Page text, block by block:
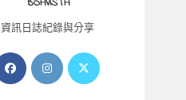
資訊日誌紀錄與分享
Opens
in
Opens
in
Opens